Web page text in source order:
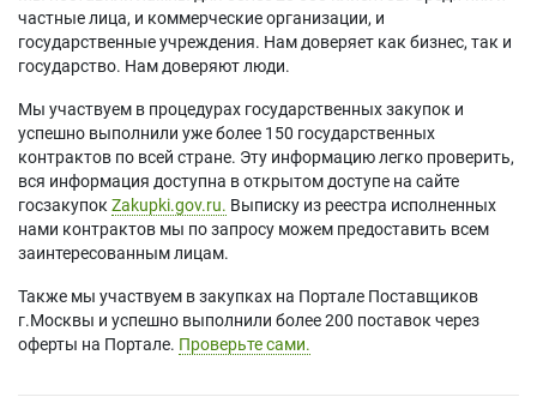
частные лица, и коммерческие организации, и
государственные учреждения. Нам доверяет как бизнес, так и
государство. Нам доверяют люди.
Мы участвуем в процедурах государственных закупок и
успешно выполнили уже более 150 государственных
контрактов по всей стране. Эту информацию легко проверить,
вся информация доступна в открытом доступе на сайте
госзакупок Zakupki.gov.ru. Выписку из реестра исполненных
нами контрактов мы по запросу можем предоставить всем
заинтересованным лицам.
Также мы участвуем в закупках на Портале Поставщиков
г.Москвы и успешно выполнили более 200 поставок через
оферты на Портале. Проверьте сами.